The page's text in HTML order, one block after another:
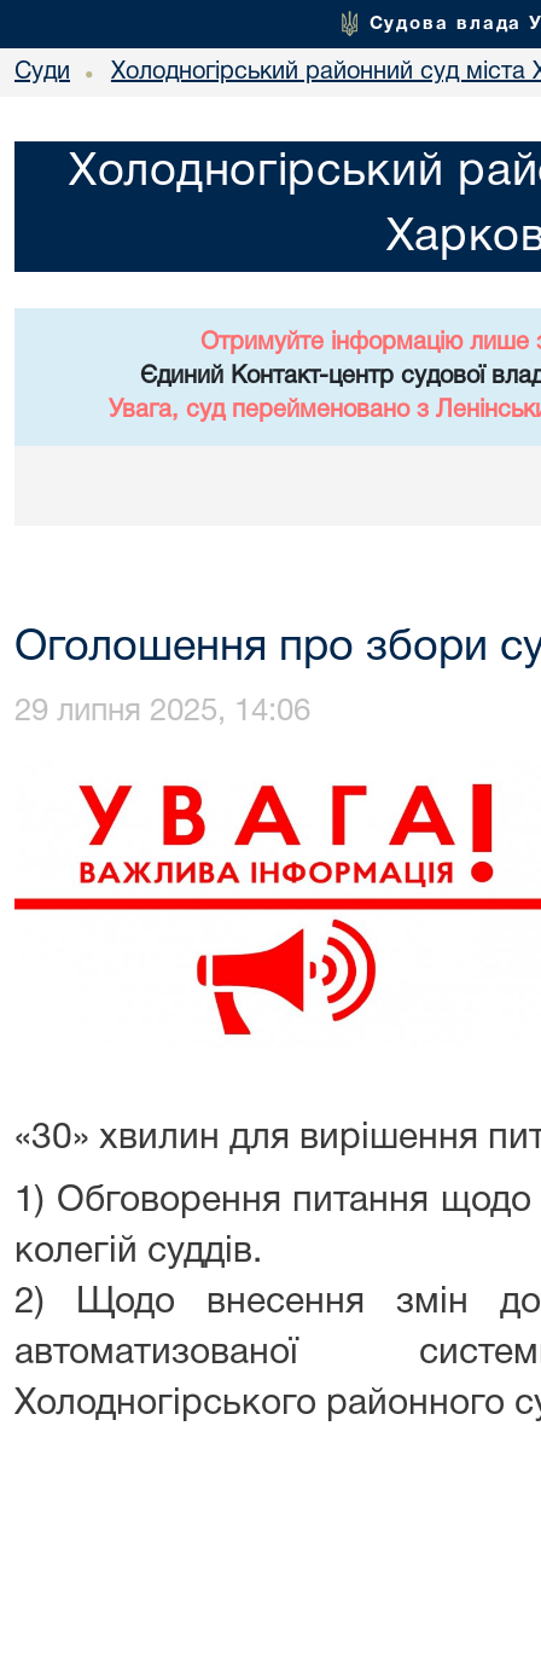
Судова влада
Суди • Холодногірський районний суд міста
Холодногірський
Отримуйте інформацію лише
Єдиний Контакт-центр судової
Увага, суд перейменовано з
Оголошення про збори
29 липня 2025, 14:06
«30» хвилин для вирішення
1) Обговорення питання щодо
колегій суддів.
2) Щодо внесення змін до
автоматизованої
Холодногірського районного